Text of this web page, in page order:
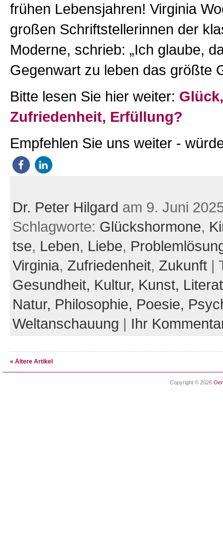
frühen Lebensjahren! Virginia
großen Schriftstellerinnen der
Moderne, schrieb: „Ich glaube,
Gegenwart zu leben das größte
Bitte lesen Sie hier weiter: Glück,
Zufriedenheit, Erfüllung?
Empfehlen Sie uns weiter -
Dr. Peter Hilgard am 9. Juni
Schlagworte: Glückshormone,
tse, Leben, Liebe,
Virginia, Zufriedenheit, Zukunft|
Gesundheit, Kultur, Kunst,
Natur, Philosophie, Poesie,
Weltanschauung | Ihr
« Ältere Artikel
Copyright © 2026